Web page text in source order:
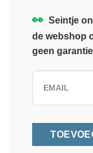
👀 Seintje
de webshop
geen